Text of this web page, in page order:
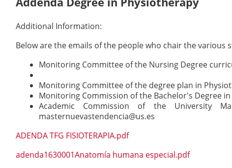
Additional Information:
Below are the emails of the people who chair the
Monitoring Committee of the Nursing Degree
Monitoring Committee of the degree plan in
Monitoring Commission of the Bachelor's Degree
Academic Commission of the University
masternuevastendencia@us.es
ADENDA TFG FISIOTERAPIA.pdf
adenda1630001Anatomía humana especial.pdf